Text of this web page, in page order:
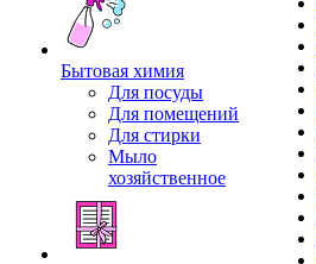
Бытовая химия
Для посуды
Для помещений
Для стирки
Мыло
хозяйственное